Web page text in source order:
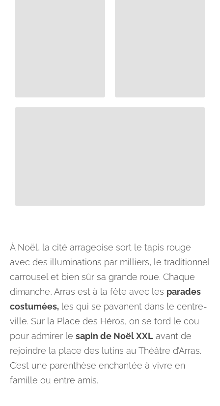
À Noël, la cité arrageoise sort le tapis rouge
avec des illuminations par milliers, le traditionnel
carrousel et bien sûr sa grande roue. Chaque
dimanche, Arras est à la fête avec les parades
costumées, les qui se pavanent dans le centre-
ville. Sur la Place des Héros, on se tord le cou
pour admirer le sapin de Noël XXL avant de
rejoindre la place des lutins au Théâtre d’Arras.
C’est une parenthèse enchantée à vivre en
famille ou entre amis.